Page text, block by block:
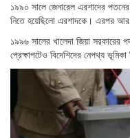
১৯৯০ সালে জেনারেল এরশাদের
নিতে হয়েছিলো এরশাদকে। এরপর আর
১৯৯৬ সালের খালেদা জিয়া সরকারের
প্রেক্ষাপটেও বিদেশিদের নেপথ্য